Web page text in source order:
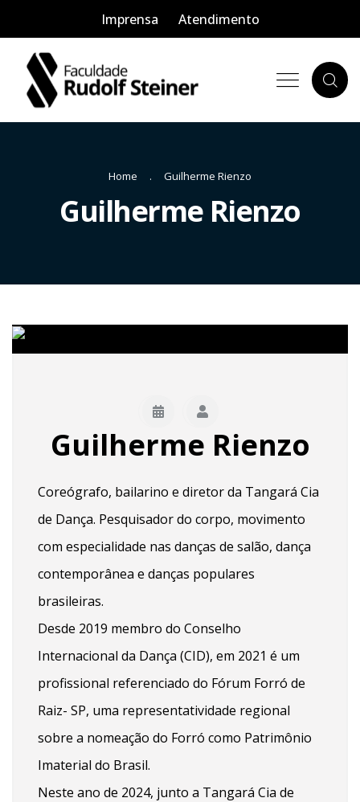
Imprensa Atendimento
Home Guilherme Rienzo
Guilherme Rienzo
Guilherme Rienzo
Coreógrafo, bailarino e diretor da Tangará Cia
de Dança. Pesquisador do corpo, movimento
com especialidade nas danças de salão, dança
contemporânea e danças populares
brasileiras.
Desde 2019 membro do Conselho
Internacional da Dança (CID), em 2021 é um
profissional referenciado do Fórum Forró de
Raiz- SP, uma representatividade regional
sobre a nomeação do Forró como Patrimônio
Imaterial do Brasil.
Neste ano de 2024, junto a Tangará Cia de